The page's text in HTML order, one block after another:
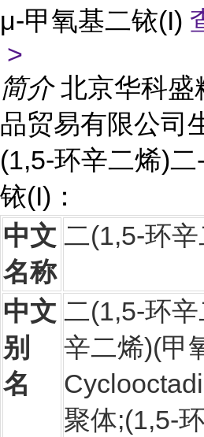
μ-甲氧基二铱(I)
>
简介 北京华科盛
品贸易有限公司
(1,5-环辛二烯)
铱(I)：
中文
名称
二(1,5-环
中文
别
名
二(1,5-环
辛二烯)(甲
聚体;(1,5-